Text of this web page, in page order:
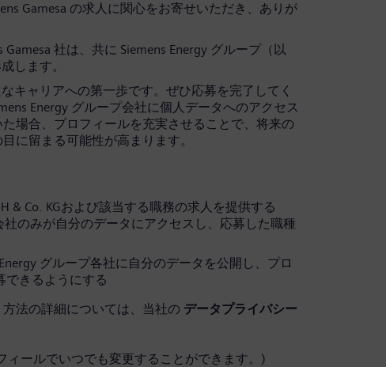
Gamesa の求人に関心をお寄せいただき、ありが
Gamesa 社は、共に Siemens Energy グループ（以
します。
キャリアへの第一歩です。ぜひ応募を完了してく
Energy グループ会社に個人データへのアクセス
場合、プロフィールを充実させることで、将来の
に留まる可能性が高まります。
& Co. KGおよび該当する職務の求人を提供する
社のみが自分のデータにアクセスし、応募した職種
グループ各社に自分のデータを公開し、プロ
できるようにする
法の詳細については、当社の データプライバシー
ィールでいつでも変更することができます。)